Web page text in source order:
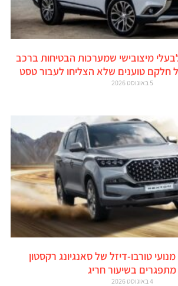
מיצובישי שמערכות הבטיחות ברכב
חלקם טוענים שלא הצליחו לעבור טסט
5 באוגוסט 2026
טורבו-דיזל של סאנגיונג רקסטון
מתפגרים בשיעור חריג
4 באוגוסט 2026